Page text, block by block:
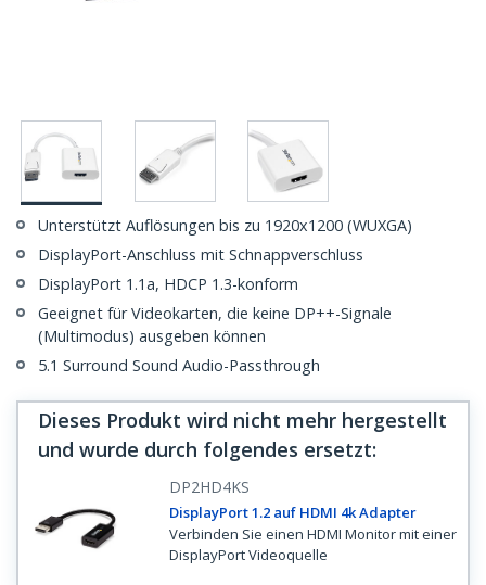
Unterstützt Auflösungen bis zu 1920x1200 (WUXGA)
DisplayPort-Anschluss mit Schnappverschluss
DisplayPort 1.1a, HDCP 1.3-konform
Geeignet für Videokarten, die keine DP++-Signale
(Multimodus) ausgeben können
5.1 Surround Sound Audio-Passthrough
Dieses Produkt wird nicht mehr hergestellt
und wurde durch folgendes ersetzt:
DP2HD4KS
DisplayPort 1.2 auf HDMI 4k Adapter
Verbinden Sie einen HDMI Monitor mit einer
DisplayPort Videoquelle